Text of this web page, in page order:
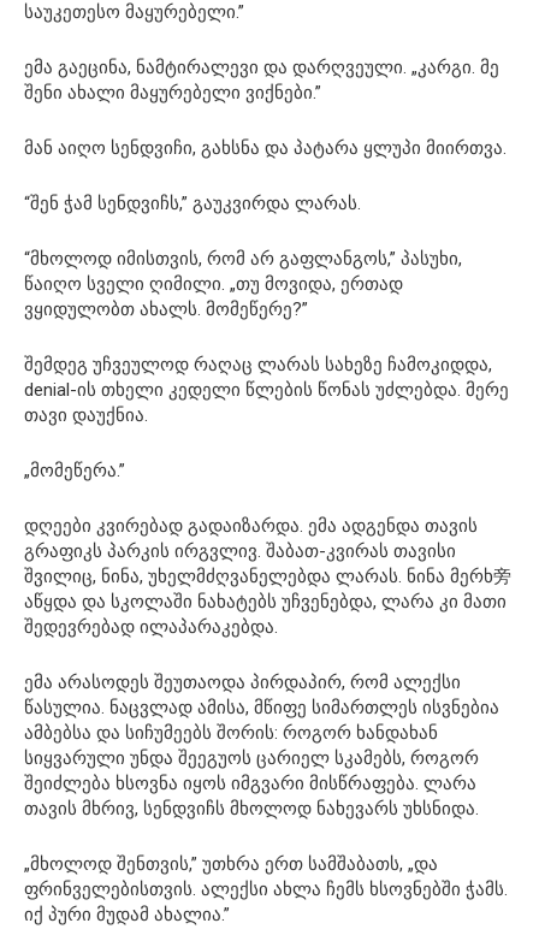
საუკეთესო მაყურებელი.”
ემა გაეცინა, ნამტირალევი და დარღვეული. „კარგი. მე
შენი ახალი მაყურებელი ვიქნები.”
მან აიღო სენდვიჩი, გახსნა და პატარა ყლუპი მიირთვა.
“შენ ჭამ სენდვიჩს,” გაუკვირდა ლარას.
“მხოლოდ იმისთვის, რომ არ გაფლანგოს,” პასუხი,
წაიღო სველი ღიმილი. „თუ მოვიდა, ერთად
ვყიდულობთ ახალს. მომეწერე?”
შემდეგ უჩვეულოდ რაღაც ლარას სახეზე ჩამოკიდდა,
denial-ის თხელი კედელი წლების წონას უძლებდა. მერე
თავი დაუქნია.
„მომეწერა.”
დღეები კვირებად გადაიზარდა. ემა ადგენდა თავის
გრაფიკს პარკის ირგვლივ. შაბათ-კვირას თავისი
შვილიც, ნინა, უხელმძღვანელებდა ლარას. ნინა მერხ旁
აწყდა და სკოლაში ნახატებს უჩვენებდა, ლარა კი მათი
შედევრებად ილაპარაკებდა.
ემა არასოდეს შეუთაოდა პირდაპირ, რომ ალექსი
წასულია. ნაცვლად ამისა, მწიფე სიმართლეს ისვნებია
ამბებსა და სიჩუმეებს შორის: როგორ ხანდახან
სიყვარული უნდა შეეგუოს ცარიელ სკამებს, როგორ
შეიძლება ხსოვნა იყოს იმგვარი მისწრაფება. ლარა
თავის მხრივ, სენდვიჩს მხოლოდ ნახევარს უხსნიდა.
„მხოლოდ შენთვის,” უთხრა ერთ სამშაბათს, „და
ფრინველებისთვის. ალექსი ახლა ჩემს ხსოვნებში ჭამს.
იქ პური მუდამ ახალია.”